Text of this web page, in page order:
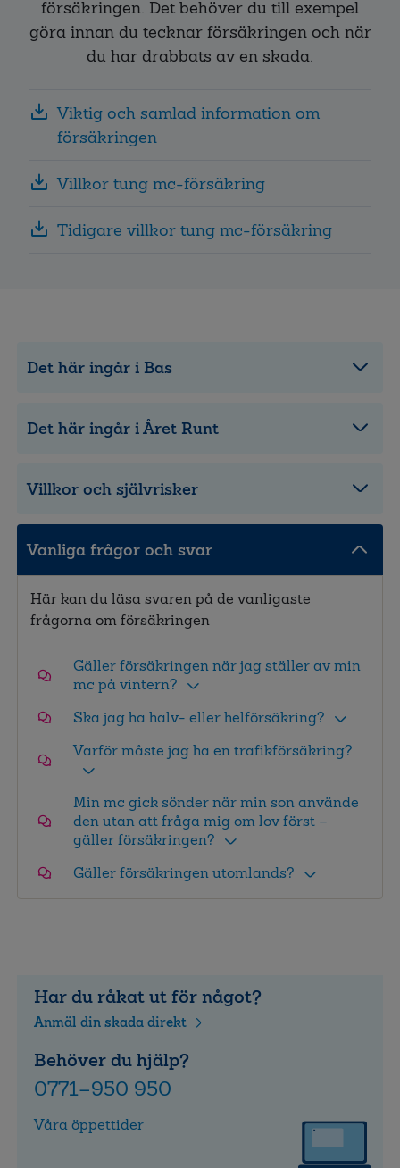
försäkringen. Det behöver du till exempel
göra innan du tecknar försäkringen och när
du har drabbats av en skada.
Viktig och samlad information om
försäkringen
Villkor tung mc-försäkring
Tidigare villkor tung mc-försäkring
Det här ingår i Bas
Det här ingår i Året Runt
Villkor och självrisker
Vanliga frågor och svar
Här kan du läsa svaren på de vanligaste
frågorna om försäkringen
Gäller försäkringen när jag ställer av min
mc på vintern?
Ska jag ha halv- eller helförsäkring?
Varför måste jag ha en trafikförsäkring?
Min mc gick sönder när min son använde
den utan att fråga mig om lov först –
gäller försäkringen?
Gäller försäkringen utomlands?
Har du råkat ut för något?
Anmäl din skada direkt
Behöver du hjälp?
0771–950 950
Våra öppettider